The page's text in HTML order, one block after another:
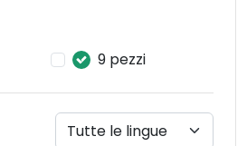
9 pezzi